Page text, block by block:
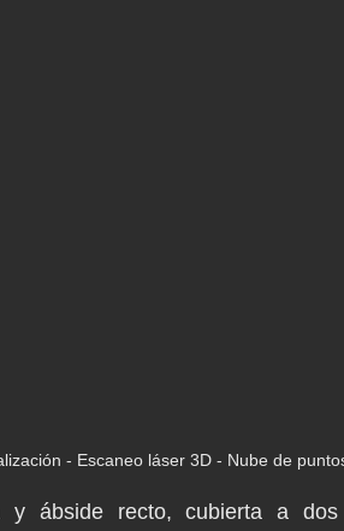
- Escaneo láser 3D - Nube de
ábside recto, cubierta a